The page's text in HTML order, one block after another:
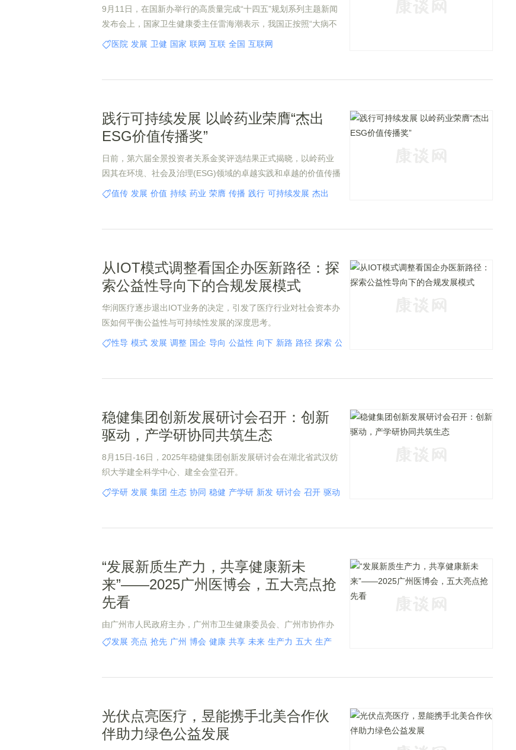
9月11日，在国新办举行的高质量完成“十四五”规划系列主题新闻
发布会上，国家卫生健康委主任雷海潮表示，我国正按照“大病不
出省，一般病在市县解决，日常疾病在基层解决”的目标，努力解
医院 发展 卫健 国家 联网 互联 全国 互联网
践行可持续发展 以岭药业荣膺“杰出
ESG价值传播奖”
日前，第六届全景投资者关系金奖评选结果正式揭晓，以岭药业
因其在环境、社会及治理(ESG)领域的卓越实践和卓越的价值传播
成效，荣膺“杰出ESG价值传播奖”。同时，董秘吴瑞和团队分别荣
值传 发展 价值 持续 药业 荣膺 传播 践行 可持续发展 杰出
从IOT模式调整看国企办医新路径：探
索公益性导向下的合规发展模式
华润医疗逐步退出IOT业务的决定，引发了医疗行业对社会资本办
医如何平衡公益性与可持续性发展的深度思考。
性导 模式 发展 调整 国企 导向 公益性 向下 新路 路径 探索 公益
稳健集团创新发展研讨会召开：创新
驱动，产学研协同共筑生态
8月15日-16日，2025年稳健集团创新发展研讨会在湖北省武汉纺
织大学建全科学中心、建全会堂召开。
学研 发展 集团 生态 协同 稳健 产学研 新发 研讨会 召开 驱动
“发展新质生产力，共享健康新未
来”——2025广州医博会，五大亮点抢
先看
由广州市人民政府主办，广州市卫生健康委员会、广州市协作办
公室负责筹办的“2025广州医疗与健康产业博览会”(以下简称广州
的盛宴。
发展 亮点 抢先 广州 博会 健康 共享 未来 生产力 五大 生产
光伏点亮医疗，昱能携手北美合作伙
伴助力绿色公益发展